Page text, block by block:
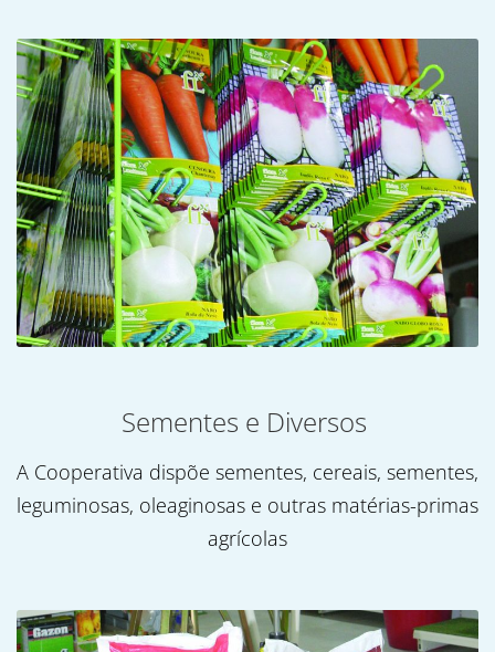
Sementes e Diversos
A Cooperativa dispõe sementes, cereais, sementes,
leguminosas, oleaginosas e outras matérias-primas
agrícolas